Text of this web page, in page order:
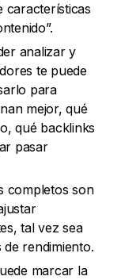
características
analizar y
te puede
para
mejor, qué
qué backlinks
pasar
completos son
tal vez sea
rendimiento.
marcar la